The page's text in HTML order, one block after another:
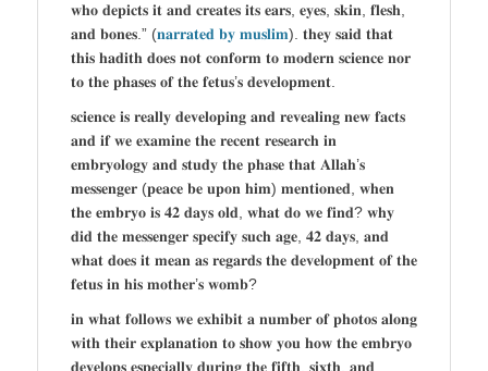
𝐰𝐡𝐨 𝐝𝐞𝐩𝐢𝐜𝐭𝐬 𝐢𝐭 𝐚𝐧𝐝 𝐜𝐫𝐞𝐚𝐭𝐞𝐬 𝐢𝐭𝐬 𝐞𝐚𝐫𝐬, 𝐞𝐲𝐞𝐬, 𝐬𝐤𝐢𝐧, 𝐟𝐥𝐞𝐬𝐡,
𝐚𝐧𝐝 𝐛𝐨𝐧𝐞𝐬.” (𝐧𝐚𝐫𝐫𝐚𝐭𝐞𝐝 𝐛𝐲 𝐦𝐮𝐬𝐥𝐢𝐦). 𝐭𝐡𝐞𝐲 𝐬𝐚𝐢𝐝 𝐭𝐡𝐚𝐭
𝐭𝐡𝐢𝐬 𝐡𝐚𝐝𝐢𝐭𝐡 𝐝𝐨𝐞𝐬 𝐧𝐨𝐭 𝐜𝐨𝐧𝐟𝐨𝐫𝐦 𝐭𝐨 𝐦𝐨𝐝𝐞𝐫𝐧 𝐬𝐜𝐢𝐞𝐧𝐜𝐞 𝐧𝐨𝐫
𝐭𝐨 𝐭𝐡𝐞 𝐩𝐡𝐚𝐬𝐞𝐬 𝐨𝐟 𝐭𝐡𝐞 𝐟𝐞𝐭𝐮𝐬’𝐬 𝐝𝐞𝐯𝐞𝐥𝐨𝐩𝐦𝐞𝐧𝐭.
𝐬𝐜𝐢𝐞𝐧𝐜𝐞 𝐢𝐬 𝐫𝐞𝐚𝐥𝐥𝐲 𝐝𝐞𝐯𝐞𝐥𝐨𝐩𝐢𝐧𝐠 𝐚𝐧𝐝 𝐫𝐞𝐯𝐞𝐚𝐥𝐢𝐧𝐠 𝐧𝐞𝐰 𝐟𝐚𝐜𝐭𝐬
𝐚𝐧𝐝 𝐢𝐟 𝐰𝐞 𝐞𝐱𝐚𝐦𝐢𝐧𝐞 𝐭𝐡𝐞 𝐫𝐞𝐜𝐞𝐧𝐭 𝐫𝐞𝐬𝐞𝐚𝐫𝐜𝐡 𝐢𝐧
𝐞𝐦𝐛𝐫𝐲𝐨𝐥𝐨𝐠𝐲 𝐚𝐧𝐝 𝐬𝐭𝐮𝐝𝐲 𝐭𝐡𝐞 𝐩𝐡𝐚𝐬𝐞 𝐭𝐡𝐚𝐭 𝐀𝐥𝐥𝐚𝐡’𝐬
𝐦𝐞𝐬𝐬𝐞𝐧𝐠𝐞𝐫 (𝐩𝐞𝐚𝐜𝐞 𝐛𝐞 𝐮𝐩𝐨𝐧 𝐡𝐢𝐦) 𝐦𝐞𝐧𝐭𝐢𝐨𝐧𝐞𝐝, 𝐰𝐡𝐞𝐧
𝐭𝐡𝐞 𝐞𝐦𝐛𝐫𝐲𝐨 𝐢𝐬 𝟒𝟐 𝐝𝐚𝐲𝐬 𝐨𝐥𝐝, 𝐰𝐡𝐚𝐭 𝐝𝐨 𝐰𝐞 𝐟𝐢𝐧𝐝? 𝐰𝐡𝐲
𝐝𝐢𝐝 𝐭𝐡𝐞 𝐦𝐞𝐬𝐬𝐞𝐧𝐠𝐞𝐫 𝐬𝐩𝐞𝐜𝐢𝐟𝐲 𝐬𝐮𝐜𝐡 𝐚𝐠𝐞, 𝟒𝟐 𝐝𝐚𝐲𝐬, 𝐚𝐧𝐝
𝐰𝐡𝐚𝐭 𝐝𝐨𝐞𝐬 𝐢𝐭 𝐦𝐞𝐚𝐧 𝐚𝐬 𝐫𝐞𝐠𝐚𝐫𝐝𝐬 𝐭𝐡𝐞 𝐝𝐞𝐯𝐞𝐥𝐨𝐩𝐦𝐞𝐧𝐭 𝐨𝐟 𝐭𝐡𝐞
𝐟𝐞𝐭𝐮𝐬 𝐢𝐧 𝐡𝐢𝐬 𝐦𝐨𝐭𝐡𝐞𝐫’𝐬 𝐰𝐨𝐦𝐛?
𝐢𝐧 𝐰𝐡𝐚𝐭 𝐟𝐨𝐥𝐥𝐨𝐰𝐬 𝐰𝐞 𝐞𝐱𝐡𝐢𝐛𝐢𝐭 𝐚 𝐧𝐮𝐦𝐛𝐞𝐫 𝐨𝐟 𝐩𝐡𝐨𝐭𝐨𝐬 𝐚𝐥𝐨𝐧𝐠
𝐰𝐢𝐭𝐡 𝐭𝐡𝐞𝐢𝐫 𝐞𝐱𝐩𝐥𝐚𝐧𝐚𝐭𝐢𝐨𝐧 𝐭𝐨 𝐬𝐡𝐨𝐰 𝐲𝐨𝐮 𝐡𝐨𝐰 𝐭𝐡𝐞 𝐞𝐦𝐛𝐫𝐲𝐨
𝐝𝐞𝐯𝐞𝐥𝐨𝐩𝐬 𝐞𝐬𝐩𝐞𝐜𝐢𝐚𝐥𝐥𝐲 𝐝𝐮𝐫𝐢𝐧𝐠 𝐭𝐡𝐞 𝐟𝐢𝐟𝐭𝐡, 𝐬𝐢𝐱𝐭𝐡, 𝐚𝐧𝐝